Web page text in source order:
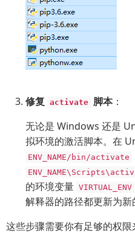
修复 activate 脚本：
无论是 Windows 还是
拟环境的激活脚本。在
ENV_NAME/bin/activate
的环境变量 VIRTUAL_ENV
解释器的路径都更新为新
这些步骤需要你有足够的权